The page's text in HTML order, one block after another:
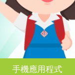
手機應用程式